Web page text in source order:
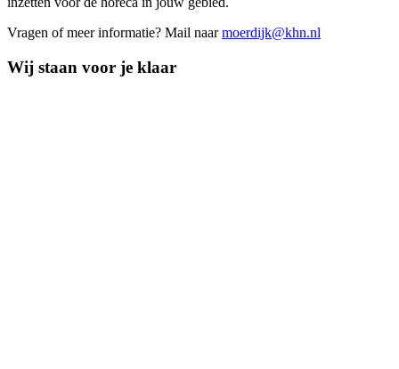
Vragen of meer informatie? Mail naarmoerdijk@khn.nl
Wij staan voor je klaar